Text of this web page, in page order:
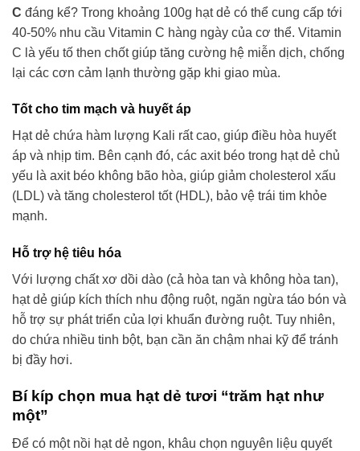
C đáng kể? Trong khoảng 100g hạt dẻ có thể cung cấp tới
40-50% nhu cầu Vitamin C hàng ngày của cơ thể. Vitamin
C là yếu tố then chốt giúp tăng cường hệ miễn dịch, chống
lại các cơn cảm lạnh thường gặp khi giao mùa.
Tốt cho tim mạch và huyết áp
Hạt dẻ chứa hàm lượng Kali rất cao, giúp điều hòa huyết
áp và nhịp tim. Bên cạnh đó, các axit béo trong hạt dẻ chủ
yếu là axit béo không bão hòa, giúp giảm cholesterol xấu
(LDL) và tăng cholesterol tốt (HDL), bảo vệ trái tim khỏe
mạnh.
Hỗ trợ hệ tiêu hóa
Với lượng chất xơ dồi dào (cả hòa tan và không hòa tan),
hạt dẻ giúp kích thích nhu động ruột, ngăn ngừa táo bón và
hỗ trợ sự phát triển của lợi khuẩn đường ruột. Tuy nhiên,
do chứa nhiều tinh bột, bạn cần ăn chậm nhai kỹ để tránh
bị đầy hơi.
Bí kíp chọn mua hạt dẻ tươi “trăm hạt như
một”
Để có một nồi hạt dẻ ngon, khâu chọn nguyên liệu quyết